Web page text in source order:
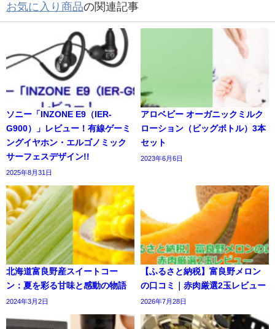
お気に入り商品の関連記事
ソニー「INZONE E9（IER-
G900）」レビュー！有線ゲーミ
ングイヤホン・エルゴノミック
サーフェスデザイン!!
2025年8月31日
アロベビー オーガニックミルク
ローション（ビッグボトル）3本
セット
2023年6月6日
北海道富良野産スイートコー
ン：夏を彩る甘味と感動の物語
2024年3月2日
【ふるさと納税】富良野メロン
の口コミ｜赤肉厳選2玉レビュー
2026年7月28日